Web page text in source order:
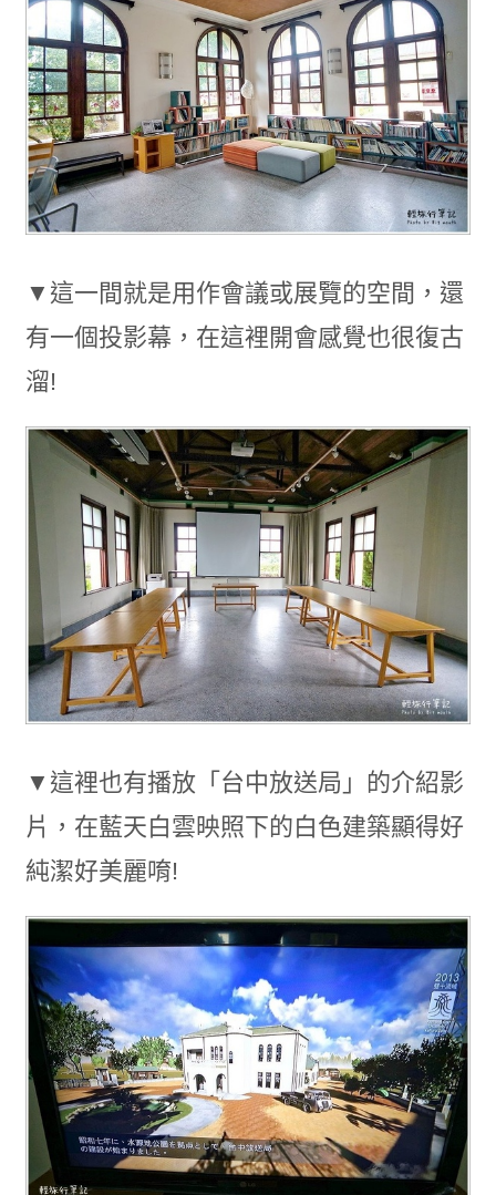
▼這一間就是用作會議或展覽的空間，還
有一個投影幕，在這裡開會感覺也很復古
溜!
▼這裡也有播放「台中放送局」的介紹影
片，在藍天白雲映照下的白色建築顯得好
純潔好美麗唷!